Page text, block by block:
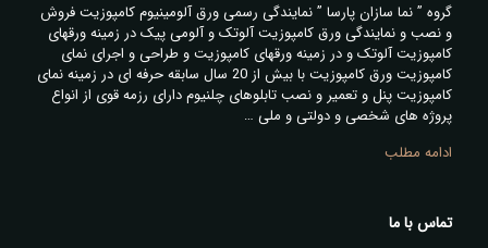
گروه ” نما سازان پارسا ” نمایندگی رسمی ورق آلومینیوم کامپوزیت فروش
و نصب و نمایندگی ورق کامپوزیت آلوتک و آلومی پیک در زمینه ورقهای
کامپوزیت آلوتک و در زمینه ورقهای کامپوزیت و طراحی و اجرای نمای
کامپوزیت ورق کامپوزیت با بیش از 20 سال سابقه حرفه ای در زمینه نمای
کامپوزیت پنل و تعمیر و نصب تابلوهای چلنیوم دارای رزمه قوی از انواع
پروژه های شخصی و دولتی و ملی …
ادامه مطلب
تماس با ما